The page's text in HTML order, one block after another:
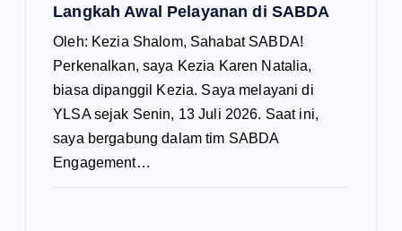
Langkah Awal Pelayanan di SABDA
Oleh: Kezia Shalom, Sahabat SABDA!
Perkenalkan, saya Kezia Karen Natalia,
biasa dipanggil Kezia. Saya melayani di
YLSA sejak Senin, 13 Juli 2026. Saat ini,
saya bergabung dalam tim SABDA
Engagement…